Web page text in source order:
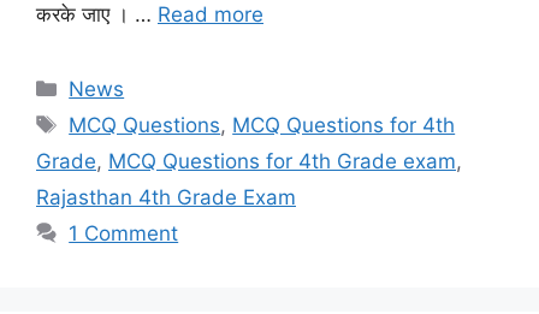
करके जाए । … Read more
Categories
News
Tags
MCQ Questions, MCQ Questions for 4th
Grade, MCQ Questions for 4th Grade exam,
Rajasthan 4th Grade Exam
1 Comment